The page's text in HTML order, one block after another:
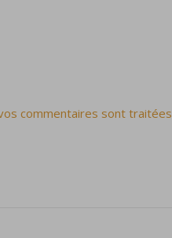
commentaires sont traitées